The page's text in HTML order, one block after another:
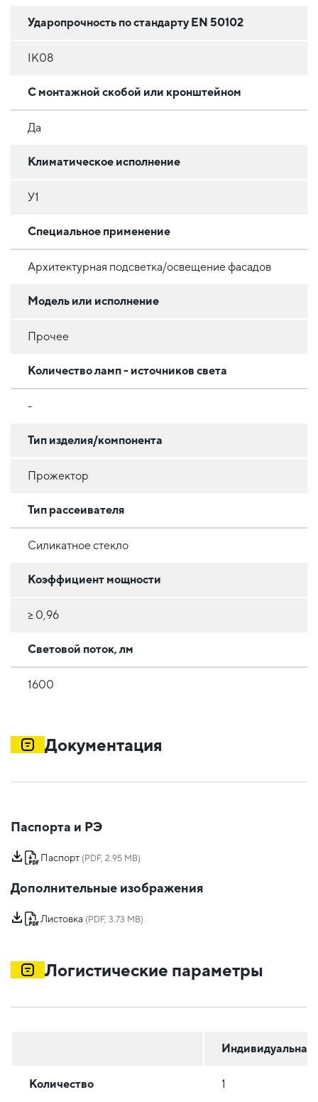
Ударопрочность по стандарту EN 50102
IK08
С монтажной скобой или кронштейном
Да
Климатическое исполнение
У1
Специальное применение
Архитектурная подсветка/освещение фасадов
Модель или исполнение
Прочее
Количество ламп - источников света
-
Тип изделия/компонента
Прожектор
Тип рассеивателя
Силикатное стекло
Коэффициент мощности
≥ 0,96
Световой поток, лм
1600
Документация
Паспорта и РЭ
Паспорт (PDF, 2.95 MB)
Дополнительные изображения
Листовка (PDF, 3.73 MB)
Логистические параметры
Индивидуальная
Количество 1